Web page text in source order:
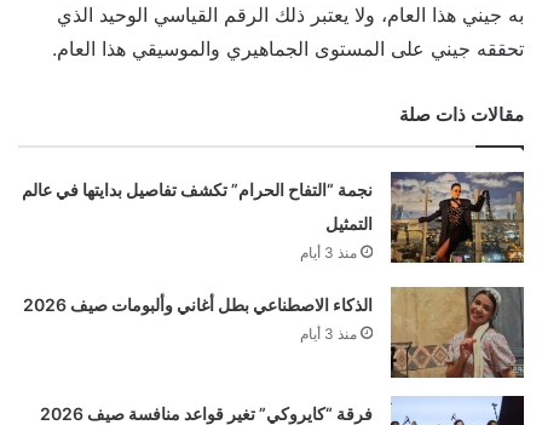
به جيني هذا العام، ولا يعتبر ذلك الرقم القياسي الوحيد الذي
تحققه جيني على المستوى الجماهيري والموسيقي هذا العام.
مقالات ذات صلة
نجمة “التفاح الحرام” تكشف تفاصيل بدايتها في عالم
التمثيل
منذ 3 أيام
الذكاء الاصطناعي بطل أغاني وألبومات صيف 2026
منذ 3 أيام
فرقة “كايروكي” تغير قواعد منافسة صيف 2026